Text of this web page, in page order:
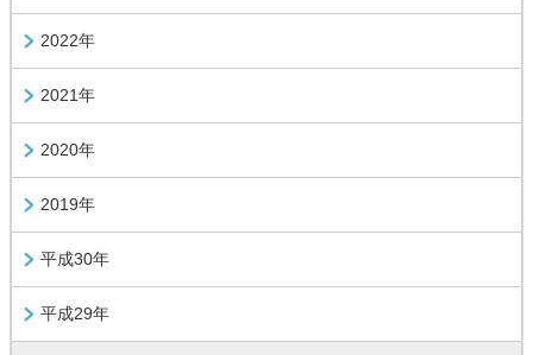
2022年
2021年
2020年
2019年
平成30年
平成29年